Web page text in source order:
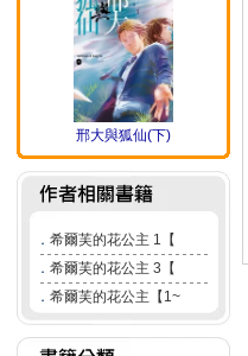
邢大與狐仙(下)
． 希爾芙的花公主 1【
． 希爾芙的花公主 3【
． 希爾芙的花公主【1~